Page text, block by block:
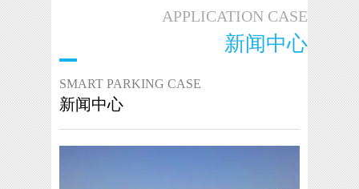
APPLICATION CASE
新闻中心
SMART PARKING CASE
新闻中心